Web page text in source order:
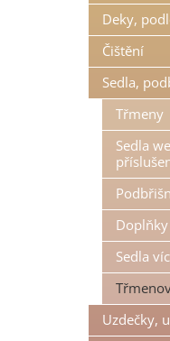
Deky,
Čištění
Sedla,
Třmeny
Sedla
Doplňky
Sedla
Uzdečky,